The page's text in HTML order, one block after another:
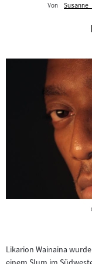
Von
Susanne
Likarion Wainaina